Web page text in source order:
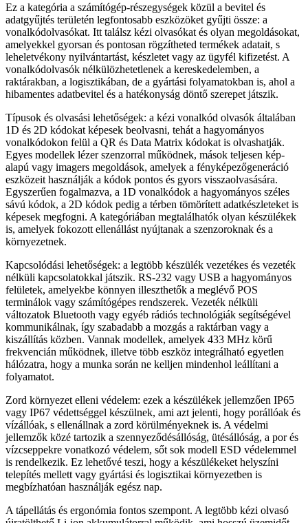
Ez a kategória a számítógép-részegységek közül a bevitel és
adatgyűjtés területén legfontosabb eszközöket gyűjti össze: a
vonalkódolvasókat. Itt találsz kézi olvasókat és olyan megoldásokat,
amelyekkel gyorsan és pontosan rögzítheted termékek adatait, s
leheletvékony nyilvántartást, készletet vagy az ügyfél kifizetést. A
vonalkódolvasók nélkülözhetetlenek a kereskedelemben, a
raktárakban, a logisztikában, de a gyártási folyamatokban is, ahol a
hibamentes adatbevitel és a hatékonyság döntő szerepet játszik.
Típusok és olvasási lehetőségek: a kézi vonalkód olvasók általában
1D és 2D kódokat képesek beolvasni, tehát a hagyományos
vonalkódokon felül a QR és Data Matrix kódokat is olvashatják.
Egyes modellek lézer szenzorral működnek, mások teljesen kép-
alapú vagy imagers megoldások, amelyek a fényképezőgeneráció
eszközeit használják a kódok pontos és gyors visszaolvasására.
Egyszerűen fogalmazva, a 1D vonalkódok a hagyományos széles
sávú kódok, a 2D kódok pedig a térben tömörített adatkészleteket is
képesek megfogni. A kategóriában megtalálhatók olyan készülékek
is, amelyek fokozott ellenállást nyújtanak a szenzoroknak és a
környezetnek.
Kapcsolódási lehetőségek: a legtöbb készülék vezetékes és vezeték
nélküli kapcsolatokkal játszik. RS-232 vagy USB a hagyományos
felületek, amelyekbe könnyen illeszthetők a meglévő POS
terminálok vagy számítógépes rendszerek. Vezeték nélküli
változatok Bluetooth vagy egyéb rádiós technológiák segítségével
kommunikálnak, így szabadabb a mozgás a raktárban vagy a
kiszállítás közben. Vannak modellek, amelyek 433 MHz körű
frekvencián működnek, illetve több eszköz integrálható egyetlen
hálózatra, hogy a munka során ne kelljen mindenhol leállítani a
folyamatot.
Zord környezet elleni védelem: ezek a készülékek jellemzően IP65
vagy IP67 védettséggel készülnek, ami azt jelenti, hogy porállóak és
vízállóak, s ellenállnak a zord körülményeknek is. A védelmi
jellemzők közé tartozik a szennyeződésállóság, ütésállóság, a por és
vízcseppekre vonatkozó védelem, sőt sok modell ESD védelemmel
is rendelkezik. Ez lehetővé teszi, hogy a készülékeket helyszíni
telepítés mellett vagy gyártási és logisztikai környezetben is
megbízhatóan használják egész nap.
A tápellátás és ergonómia fontos szempont. A legtöbb kézi olvasó